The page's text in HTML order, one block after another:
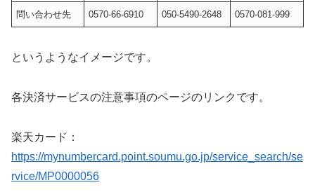
問い合わせ先 0570-66-6910 050-5490-2648 0570-081-999
というようなイメージです。
各決済サービスの注意事項のページのリンクです。
楽天カード：
https://mynumbercard.point.soumu.go.jp/service_search/se
rvice/MP0000056